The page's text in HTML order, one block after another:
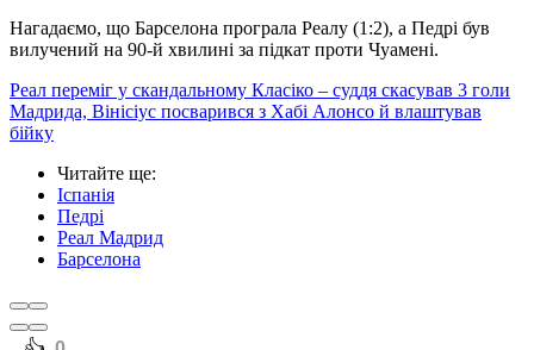
Нагадаємо, що Барселона програла Реалу (1:2), а Педрі був
вилучений на 90-й хвилині за підкат проти Чуамені.
Реал переміг у скандальному Класіко – суддя скасував 3 голи
Мадрида, Вінісіус посварився з Хабі Алонсо й влаштував
бійку
Читайте ще:
Іспанія
Педрі
Реал Мадрид
Барселона